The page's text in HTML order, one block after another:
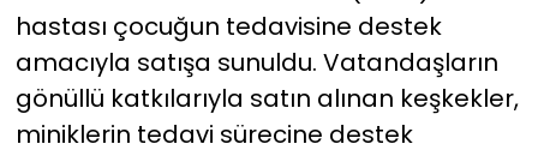
hastası çocuğun tedavisine destek
amacıyla satışa sunuldu. Vatandaşların
gönüllü katkılarıyla satın alınan keşkekler,
miniklerin tedavi sürecine destek